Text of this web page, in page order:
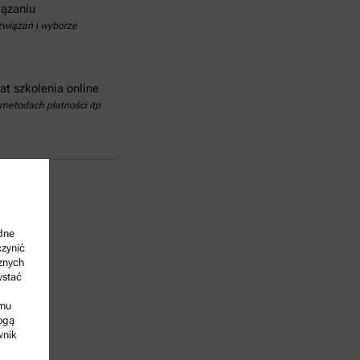
i wyborze
szkolenia online
płatności itp